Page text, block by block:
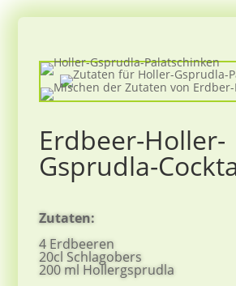
Erdbeer-Holler-
Gsprudla-
Zutaten:
4 Erdbeeren
20cl Schlagobers
200 ml Hollergsprudla